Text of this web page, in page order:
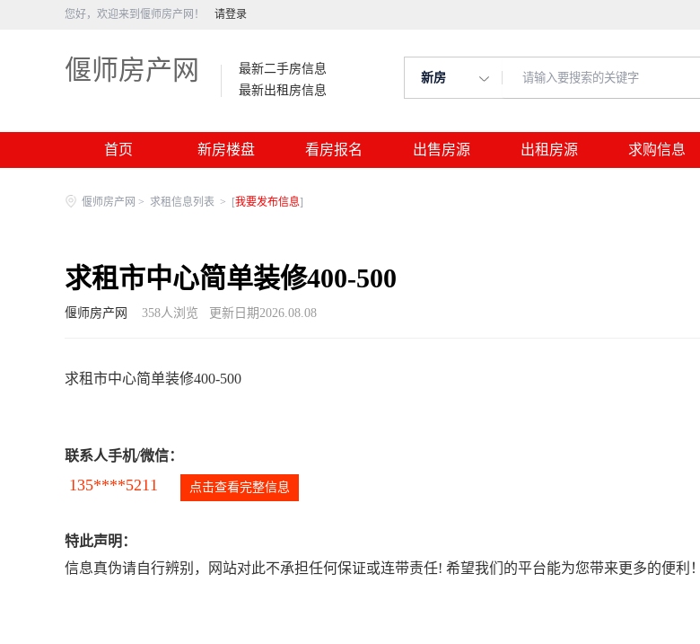
您好，欢迎来到偃师房产网！ 请登录
偃师房产网
最新二手房信息
最新出租房信息
新房
首页 新房楼盘 看房报名 出售房源 出租房源 求购信息
偃师房产网 > 求租信息列表 > [我要发布信息]
求租市中心简单装修400-500
偃师房产网 358人浏览 更新日期2026.08.08
求租市中心简单装修400-500
联系人手机/微信：
135****5211 点击查看完整信息
特此声明：
信息真伪请自行辨别，网站对此不承担任何保证或连带责任! 希望我们的平台能为您带来更多的便利！